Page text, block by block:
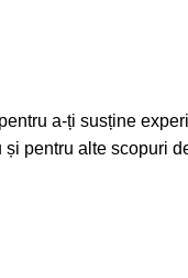
a-ți susține
pentru alte scopuri